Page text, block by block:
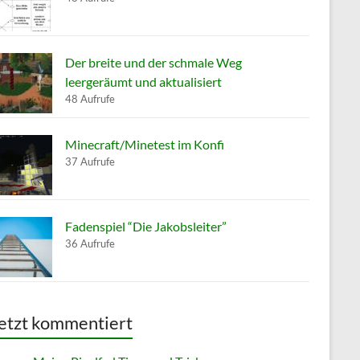
Der breite und der schmale Weg
leergeräumt und aktualisiert
48 Aufrufe
Minecraft/Minetest im Konfi
37 Aufrufe
Fadenspiel “Die Jakobsleiter”
36 Aufrufe
kommentiert